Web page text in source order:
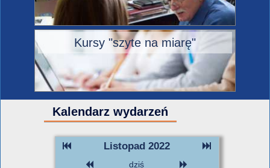
Kursy "szyte na miarę"
Kalendarz wydarzeń
Listopad 2022
dziś